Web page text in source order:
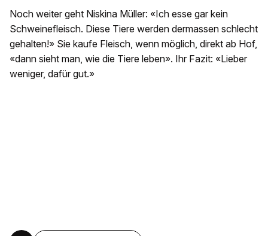
Noch weiter geht Niskina Müller: «Ich esse gar kein
Schweinefleisch. Diese Tiere werden dermassen schlecht
gehalten!» Sie kaufe Fleisch, wenn möglich, direkt ab Hof,
«dann sieht man, wie die Tiere leben». Ihr Fazit: «Lieber
weniger, dafür gut.»